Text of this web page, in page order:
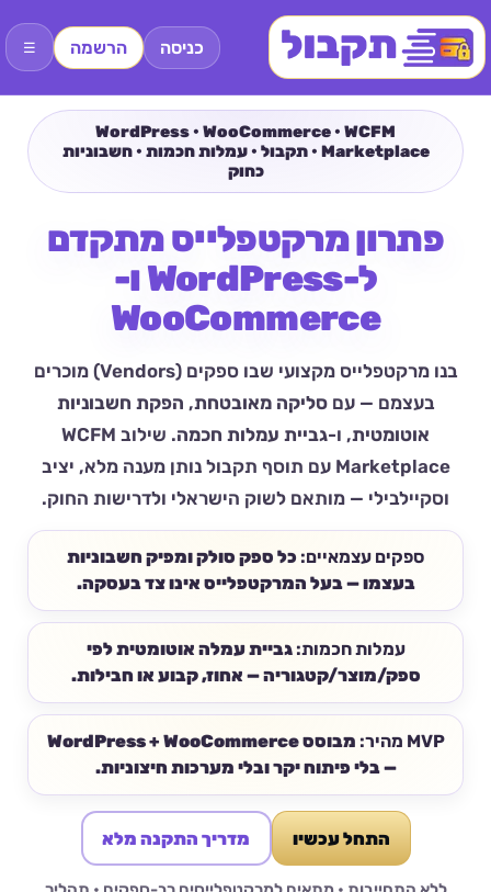
כניסה הרשמה ☰
WordPress • WooCommerce • WCFM
Marketplace • תקבול • עמלות חכמות • חשבוניות
כחוק
פתרון מרקטפלייס מתקדם
ל-WordPress ו-
WooCommerce
בנו מרקטפלייס מקצועי שבו ספקים (Vendors) מוכרים
בעצמם — עםסליקה מאובטחת, הפקת חשבוניות
אוטומטית, ו-גביית עמלות חכמה
. שילוב WCFM
Marketplace עם תוסף תקבול נותן מענה מלא, יציב
וסקיילבילי — מותאם לשוק הישראלי ולדרישות החוק.
ספקים עצמאיים: כל ספק סולק ומפיק חשבוניות
בעצמו — בעל המרקטפלייס אינו צד בעסקה.
עמלות חכמות: גביית עמלה אוטומטית לפי
ספק/מוצר/קטגוריה — אחוז, קבוע או חבילות.
MVP מהיר:
מבוסס WordPress + WooCommerce
— בלי פיתוח יקר ובלי מערכות חיצוניות.
התחל עכשיו מדריך התקנה מלא